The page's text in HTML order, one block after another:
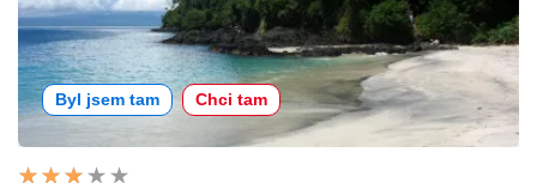
Byl jsem tam Chci tam